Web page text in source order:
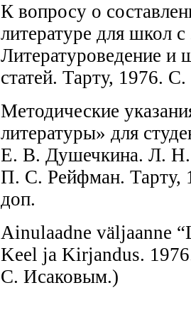
К вопросу о
литературе для школ
Литературоведение и
статей. Тарту, 1976.
Методические
литературы» для
Е. В. Душечкина. Л.
П. С. Рейфман. Тарту,
доп.
Ainulaadne väljaanne
Keel ja Kirjandus.
С. Исаковым.)